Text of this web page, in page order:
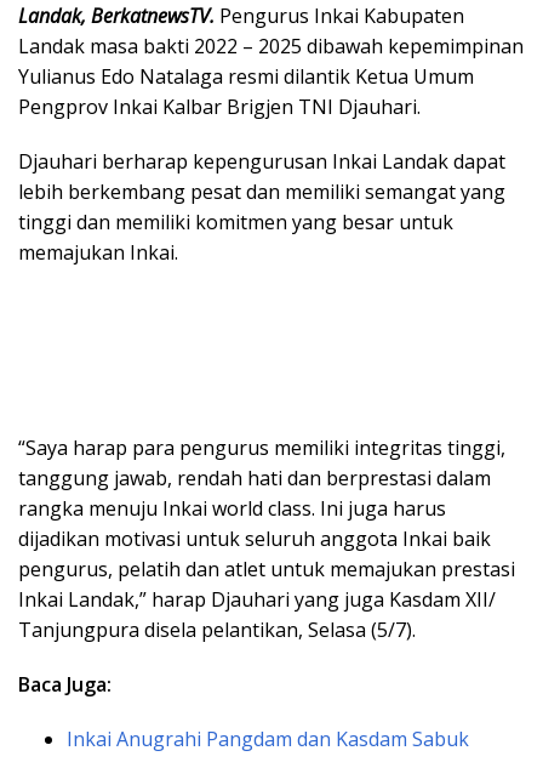
Landak, BerkatnewsTV. Pengurus Inkai Kabupaten
Landak masa bakti 2022 – 2025 dibawah kepemimpinan
Yulianus Edo Natalaga resmi dilantik Ketua Umum
Pengprov Inkai Kalbar Brigjen TNI Djauhari.
Djauhari berharap kepengurusan Inkai Landak dapat
lebih berkembang pesat dan memiliki semangat yang
tinggi dan memiliki komitmen yang besar untuk
memajukan Inkai.
“Saya harap para pengurus memiliki integritas tinggi,
tanggung jawab, rendah hati dan berprestasi dalam
rangka menuju Inkai world class. Ini juga harus
dijadikan motivasi untuk seluruh anggota Inkai baik
pengurus, pelatih dan atlet untuk memajukan prestasi
Inkai Landak,” harap Djauhari yang juga Kasdam XII/
Tanjungpura disela pelantikan, Selasa (5/7).
Baca Juga:
Inkai Anugrahi Pangdam dan Kasdam Sabuk